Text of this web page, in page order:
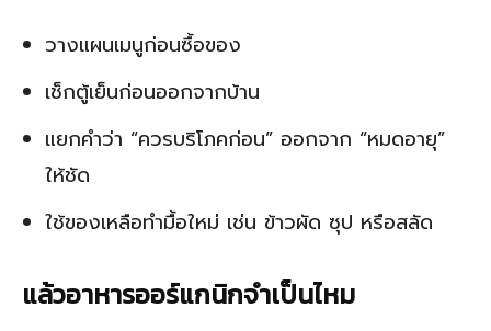
วางแผนเมนูก่อนซื้อของ
เช็กตู้เย็นก่อนออกจากบ้าน
แยกคำว่า “ควรบริโภคก่อน” ออกจาก “หมดอายุ”
ให้ชัด
ใช้ของเหลือทำมื้อใหม่ เช่น ข้าวผัด ซุป หรือสลัด
แล้วอาหารออร์แกนิกจำเป็นไหม